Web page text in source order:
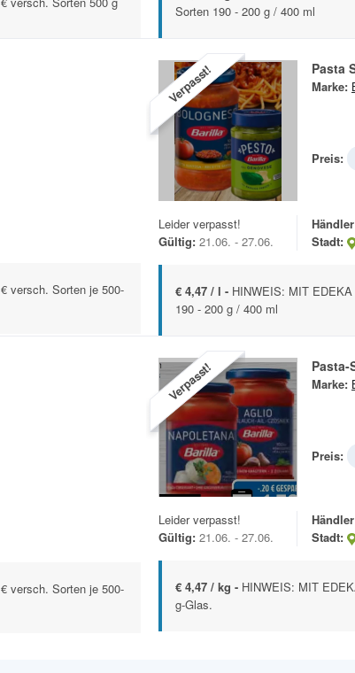
Sorten 190 - 200 g / 400 ml
versch. Sorten je 500-
Verpasst! Pasta
Marke:
Preis:
Leider verpasst!
Gültig: 21.06. - 27.06.
Stadt:
€ 4,47 / l - HINWEIS: MIT
190 - 200 g / 400 ml
versch. Sorten je 500-
Verpasst! Pasta-
Marke:
Preis:
Leider verpasst!
Gültig: 21.06. - 27.06.
Stadt:
€ 4,47 / kg - HINWEIS: MIT
g-Glas.